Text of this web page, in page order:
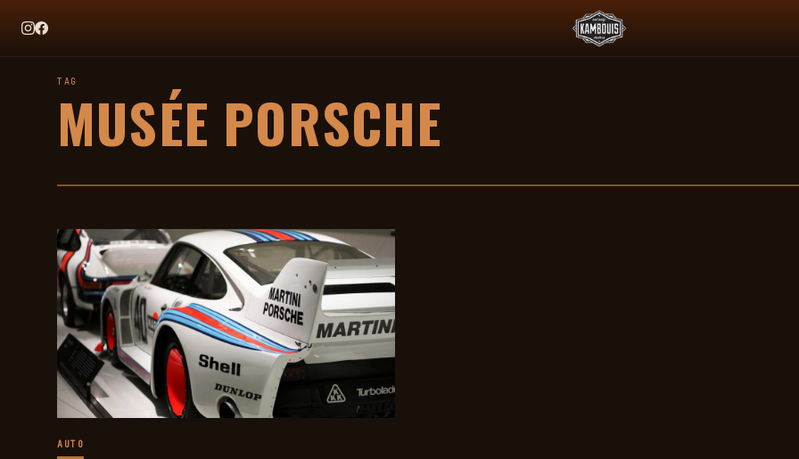
TAG HEUER X TEAM IKUZAWA : LE COME-BACK QUI SENT BON L'ESSENCE ET LE PADDOCK JAPONAIS
TAG
MUSÉE PORSCHE
AUTO